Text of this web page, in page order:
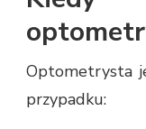
Optometrysta
przypadku: